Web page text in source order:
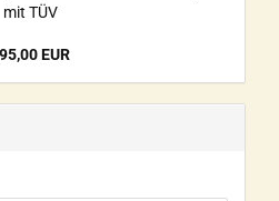
mit TÜV
EUR